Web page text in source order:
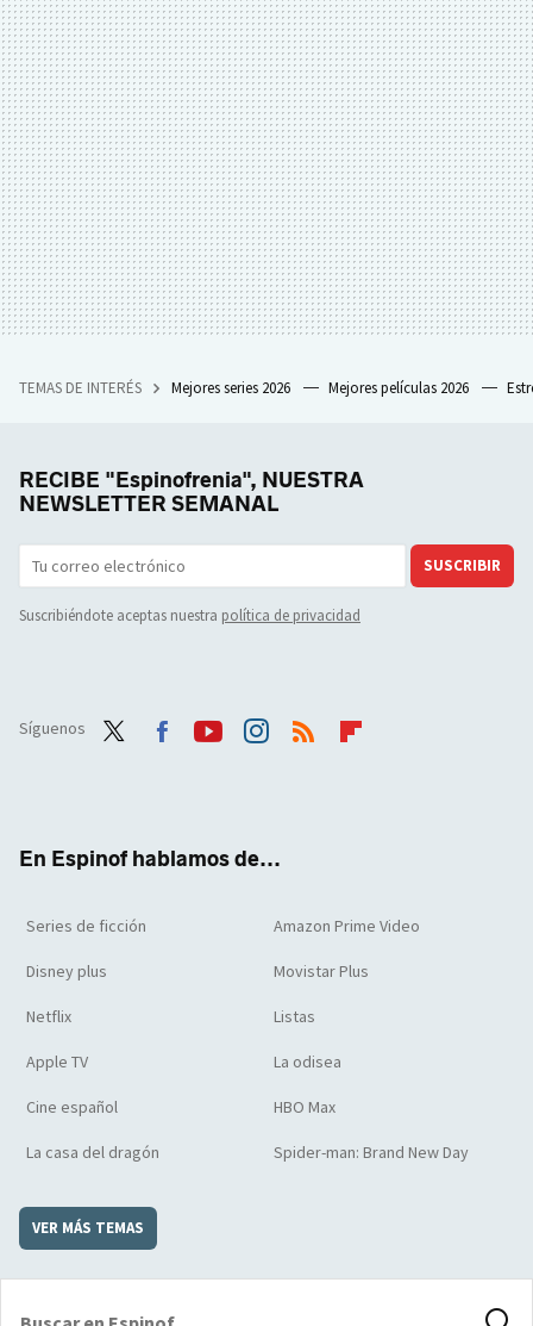
TEMAS DE INTERÉS Mejores series 2026 Mejores películas 2026
RECIBE "Espinofrenia", NUESTRA
NEWSLETTER SEMANAL
SUSCRIBIR
Suscribiéndote aceptas nuestra política de privacidad
Síguenos
En Espinof hablamos de...
Series de ficción Amazon Prime Video
Disney plus Movistar Plus
Netflix Listas
Apple TV La odisea
Cine español HBO Max
La casa del dragón Spider-man: Brand New Day
VER MÁS TEMAS